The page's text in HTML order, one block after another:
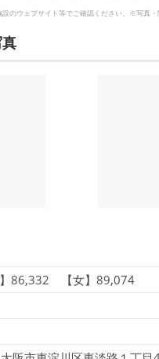
のウェブサイト等でご確認ください。※写真・
86,332 【女】89,074